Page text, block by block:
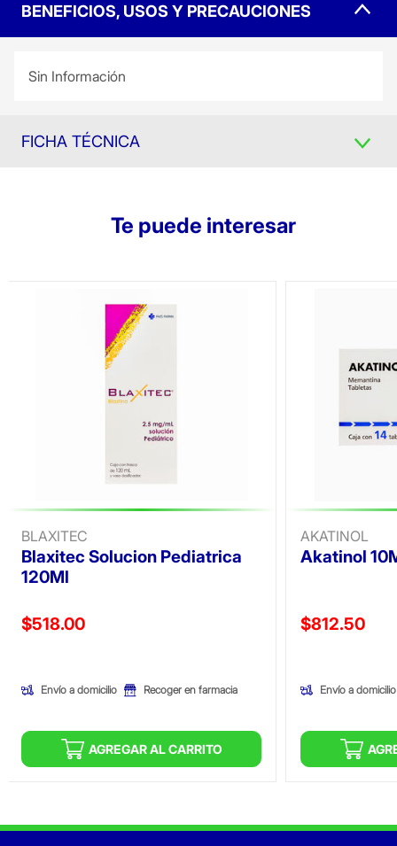
BENEFICIOS, USOS Y PRECAUCIONES
Sin Información
FICHA TÉCNICA
Te puede interesar
BLAXITEC
Blaxitec Solucion Pediatrica
120Ml
Precio reducido de
$518.00
Envío a domicilio Recoger en farmacia
AGREGAR AL CARRITO
AKATINOL
Akatinol
Precio
$812.50
Envío a domicilio